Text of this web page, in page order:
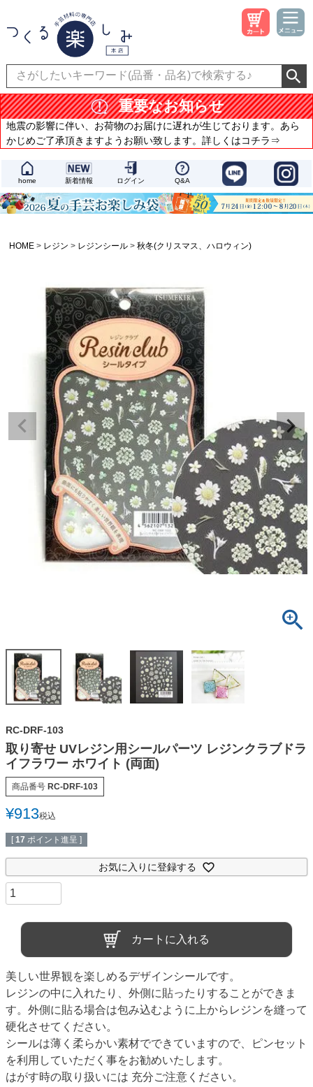
重要なお知らせ
地震の影響に伴い、お荷物のお届けに遅れが生じております。あら
かじめご了承頂きますようお願い致します。詳しくはコチラ⇒
home 新着情報 ログイン Q&A
HOME レジン レジンシール 秋冬(クリスマス、ハロウィン)
RC-DRF-103
取り寄せ UVレジン用シールパーツ レジンクラブドラ
イフラワー ホワイト (両面)
商品番号 RC-DRF-103
¥913税込
[ 17 ポイント進呈 ]
お気に入りに登録する
カートに入れる
美しい世界観を楽しめるデザインシールです。
レジンの中に入れたり、外側に貼ったりすることができま
す。外側に貼る場合は包み込むように上からレジンを縫って
硬化させてください。
シールは薄く柔らかい素材でできていますので、ピンセット
を利用していただく事をお勧めいたします。
はがす時の取り扱いには 充分ご注意ください。